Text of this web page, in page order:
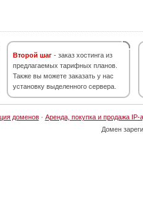
Второй шаг - заказ хостинга из
предлагаемых тарифных планов.
Также вы можете заказать у нас
установку выделенного сервера.
доменов· Аренда, покупка и продажа IP-
Домен